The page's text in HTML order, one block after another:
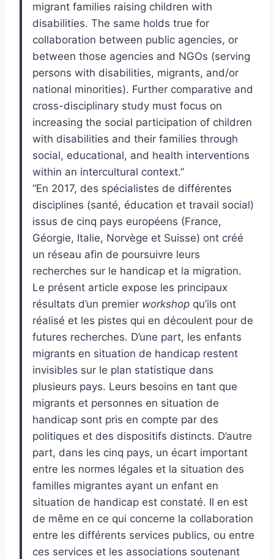
migrant families raising children with
disabilities. The same holds true for
collaboration between public agencies, or
between those agencies and NGOs (serving
persons with disabilities, migrants, and/or
national minorities). Further comparative and
cross-disciplinary study must focus on
increasing the social participation of children
with disabilities and their families through
social, educational, and health interventions
within an intercultural context.”
“En 2017, des spécialistes de différentes
disciplines (santé, éducation et travail social)
issus de cinq pays européens (France,
Géorgie, Italie, Norvège et Suisse) ont créé
un réseau afin de poursuivre leurs
recherches sur le handicap et la migration.
Le présent article expose les principaux
résultats d’un premier workshopqu’ils ont
réalisé et les pistes qui en découlent pour de
futures recherches. D’une part, les enfants
migrants en situation de handicap restent
invisibles sur le plan statistique dans
plusieurs pays. Leurs besoins en tant que
migrants et personnes en situation de
handicap sont pris en compte par des
politiques et des dispositifs distincts. D’autre
part, dans les cinq pays, un écart important
entre les normes légales et la situation des
familles migrantes ayant un enfant en
situation de handicap est constaté. Il en est
de même en ce qui concerne la collaboration
entre les différents services publics, ou entre
ces services et les associations soutenant